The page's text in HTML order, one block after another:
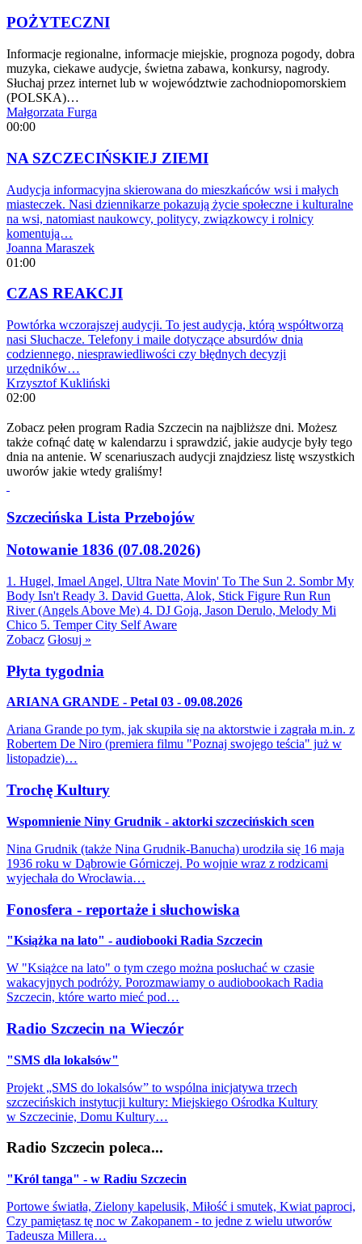
POŻYTECZNI
Informacje regionalne, informacje miejskie, prognoza pogody, dobra
muzyka, ciekawe audycje, świetna zabawa, konkursy, nagrody.
Słuchaj przez internet lub w województwie zachodniopomorskiem
(POLSKA)…
Małgorzata Furga
00:00
NA SZCZECIŃSKIEJ ZIEMI
Audycja informacyjna skierowana do mieszkańców wsi i małych
miasteczek. Nasi dziennikarze pokazują życie społeczne i kulturalne
na wsi, natomiast naukowcy, politycy, związkowcy i rolnicy
komentują…
Joanna Maraszek
01:00
CZAS REAKCJI
Powtórka wczorajszej audycji. To jest audycja, którą współtworzą
nasi Słuchacze. Telefony i maile dotyczące absurdów dnia
codziennego, niesprawiedliwości czy błędnych decyzji
urzędników…
Krzysztof Kukliński
02:00
Zobacz pełen program Radia Szczecin na najbliższe dni. Możesz
także cofnąć datę w kalendarzu i sprawdzić, jakie audycje były tego
dnia na antenie. W scenariuszach audycji znajdziesz listę wszystkich
uworów jakie wtedy graliśmy!
Szczecińska Lista Przebojów
Notowanie 1836 (07.08.2026)
1. Hugel, Imael Angel, Ultra Nate Movin' To The Sun 2. Sombr My
Body Isn't Ready 3. David Guetta, Alok, Stick Figure Run Run
River (Angels Above Me) 4. DJ Goja, Jason Derulo, Melody Mi
Chico 5. Temper City Self Aware
Zobacz Głosuj »
Płyta tygodnia
ARIANA GRANDE - Petal 03 - 09.08.2026
Ariana Grande po tym, jak skupiła się na aktorstwie i zagrała m.in. z
Robertem De Niro (premiera filmu "Poznaj swojego teścia" już w
listopadzie)…
Trochę Kultury
Wspomnienie Niny Grudnik - aktorki szczecińskich scen
Nina Grudnik (także Nina Grudnik-Banucha) urodziła się 16 maja
1936 roku w Dąbrowie Górniczej. Po wojnie wraz z rodzicami
wyjechała do Wrocławia…
Fonosfera - reportaże i słuchowiska
"Książka na lato" - audiobooki Radia Szczecin
W "Książce na lato" o tym czego można posłuchać w czasie
wakacyjnych podróży. Porozmawiamy o audiobookach Radia
Szczecin, które warto mieć pod…
Radio Szczecin na Wieczór
"SMS dla lokalsów"
Projekt „SMS do lokalsów” to wspólna inicjatywa trzech
szczecińskich instytucji kultury: Miejskiego Ośrodka Kultury
w Szczecinie, Domu Kultury…
Radio Szczecin poleca...
"Król tanga" - w Radiu Szczecin
Portowe światła, Zielony kapelusik, Miłość i smutek, Kwiat paproci,
Czy pamiętasz tę noc w Zakopanem - to jedne z wielu utworów
Tadeusza Millera…